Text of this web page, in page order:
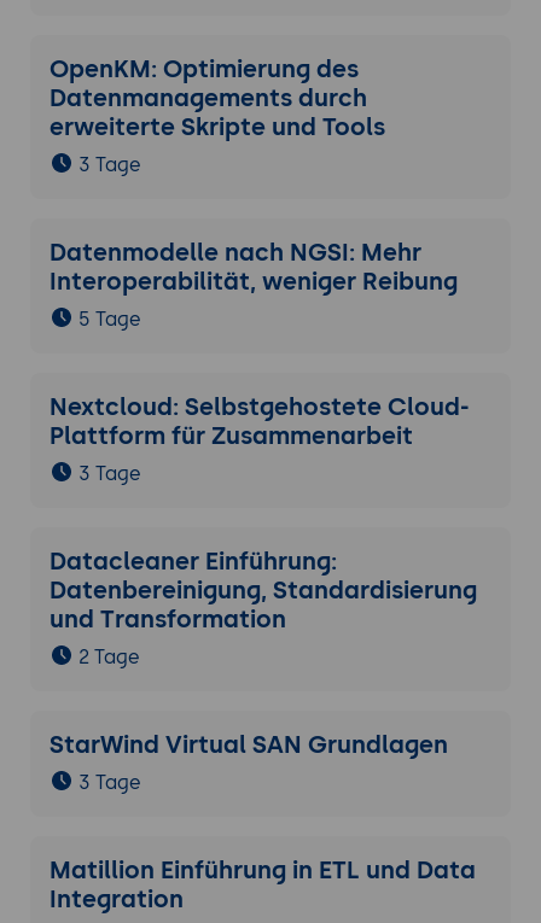
OpenKM: Optimierung des
Datenmanagements durch
erweiterte Skripte und Tools
3 Tage
Datenmodelle nach NGSI: Mehr
Interoperabilität, weniger Reibung
5 Tage
Nextcloud: Selbstgehostete Cloud-
Plattform für Zusammenarbeit
3 Tage
Datacleaner Einführung:
Datenbereinigung, Standardisierung
und Transformation
2 Tage
StarWind Virtual SAN Grundlagen
3 Tage
Matillion Einführung in ETL und Data
Integration